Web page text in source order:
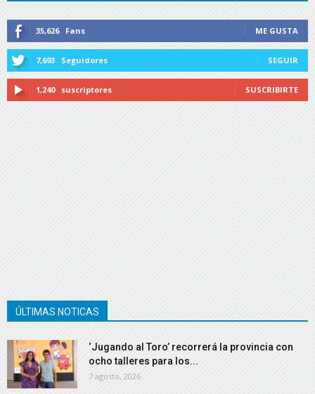
35,626 Fans ME GUSTA
7,693 Seguidores SEGUIR
1,240 suscriptores SUSCRIBIRTE
ÚLTIMAS NOTICAS
‘Jugando al Toro’ recorrerá la provincia con
ocho talleres para los...
7 agosto, 2026